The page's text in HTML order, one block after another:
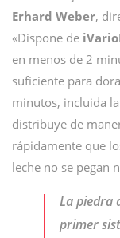
Erhard Weber,
«Dispone de
en menos de 2
suficiente para
minutos, incluida
distribuye de
rápidamente que
leche no se pegan
La piedra
primer